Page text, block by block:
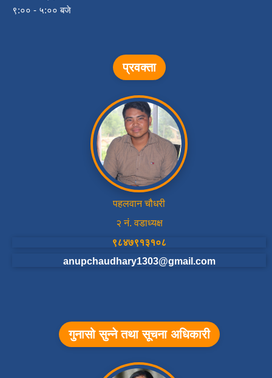
९:०० - ५:०० बजे
प्रवक्ता
पहलवान चौधरी
२ नं. वडाध्यक्ष
९८४७९१३१०८
anupchaudhary1303@gmail.com
गुनासो सुन्ने तथा सूचना अधिकारी